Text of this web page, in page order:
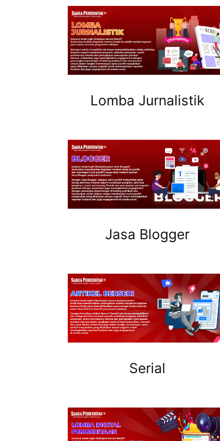
Lomba Jurnalistik
Jasa Blogger
Serial